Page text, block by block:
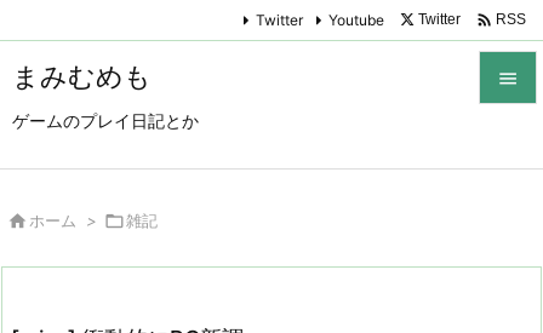
まみむめも
ゲームのプレイ日記とか

Twitter Youtube Twitter  RSS
 ホーム > 雑記